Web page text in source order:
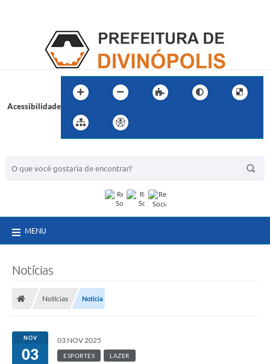
Acessibilidade
MENU
Notícias
Notícias Notícia
NOV
03
03 NOV 2025
ESPORTES LAZER